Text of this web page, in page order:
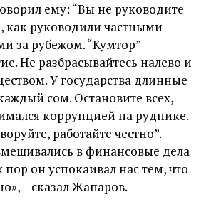
ему: “Вы не руководите
как руководили частными
за рубежом. “Кумтор” —
Не разбрасывайтесь налево и
У государства длинные
сом. Остановите всех,
коррупцией на руднике.
работайте честно”.
в финансовые дела
пор он успокаивал нас тем, что
– сказал Жапаров.